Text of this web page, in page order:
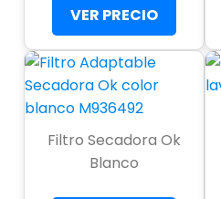
VER PRECIO
Filtro Secadora Ok
Blanco